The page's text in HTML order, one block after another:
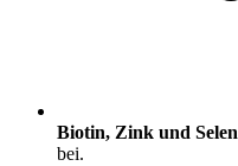
Biotin, Zink und Selen
bei.